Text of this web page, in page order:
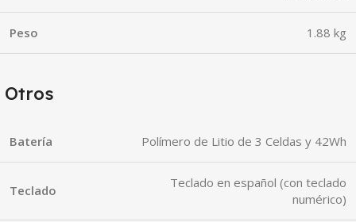
Peso 1.88 kg
Otros
Batería Polímero de Litio de 3 Celdas y 42Wh
Teclado
Teclado en español (con teclado
numérico)